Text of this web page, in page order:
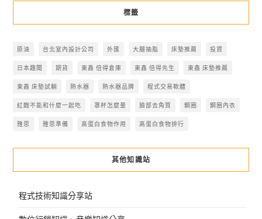
標籤
原油 台北室內設計公司 外匯 大腿抽脂 床墊推薦 投資
日本趣聞 期貨 東鑫 倍得倉庫 東鑫 倍得先生 東鑫 床墊推薦
東鑫 床墊試躺 熱水器 熱水器品牌 程式交易軟體
紅麴不能和什麼一起吃 罩杯怎麼量 臉部去角質 鋼圈 鋼圈內衣
雅思 雅思準備 高蛋白食物作用 高蛋白食物排行
其他知識站
程式技術知識分享站